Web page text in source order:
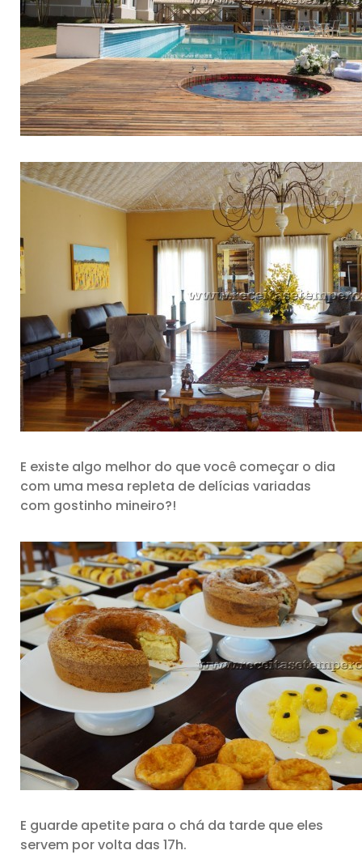
E existe algo melhor do que você começar o dia
com uma mesa repleta de delícias variadas
com gostinho mineiro?!
E guarde apetite para o chá da tarde que eles
servem por volta das 17h.